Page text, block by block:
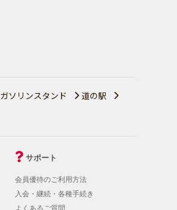
ガソリンスタンド
道の駅
サポート
会員優待のご利用方法
入会・継続・各種手続き
よくあるご質問